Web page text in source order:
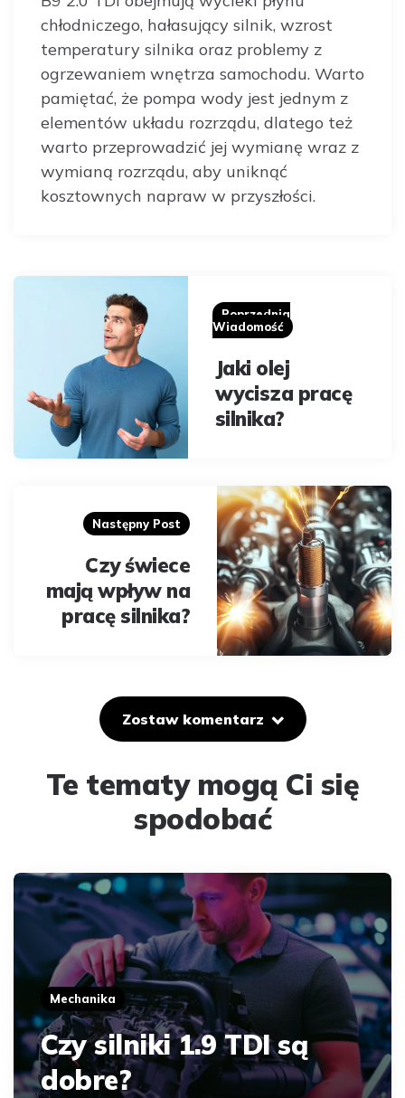
chłodniczego, hałasujący silnik, wzrost
temperatury silnika oraz problemy z
ogrzewaniem wnętrza samochodu. Warto
pamiętać, że pompa wody jest jednym z
elementów układu rozrządu, dlatego też
warto przeprowadzić jej wymianę wraz z
wymianą rozrządu, aby uniknąć
kosztownych napraw w przyszłości.
Post
navigation
Poprzednia
Wiadomość
Jaki olej
wycisza pracę
silnika?
Następny Post
Czy świece
mają wpływ na
pracę silnika?
Zostaw komentarz
Te tematy mogą Ci się
spodobać
Mechanika
Czy silniki 1.9 TDI są
dobre?